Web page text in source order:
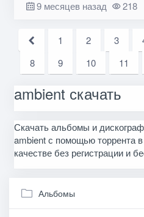
9 месяцев назад 218
1 2 3
8
9 10 11
ambient скачать
Скачать альбомы и
ambient с помощью торрента
качестве без регистрации и
Альбомы